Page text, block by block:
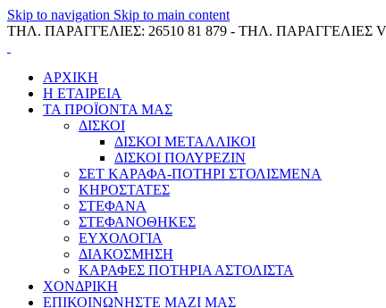
Skip to navigation Skip to main content
ΤΗΛ. ΠΑΡΑΓΓΕΛΙΕΣ: 26510 81 879 - ΤΗΛ. ΠΑΡΑΓΓΕΛΙΕΣ
ΑΡΧΙΚΗ
Η ΕΤΑΙΡΕΙΑ
ΤΑ ΠΡΟΪΟΝΤΑ ΜΑΣ
ΔΙΣΚΟΙ
ΔΙΣΚΟΙ ΜΕΤΑΛΛΙΚΟΙ
ΔΙΣΚΟΙ ΠΟΛΥΡΕΖΙΝ
ΣΕΤ ΚΑΡΑΦΑ-ΠΟΤΗΡΙ ΣΤΟΛΙΣΜΕΝΑ
ΚΗΡΟΣΤΑΤΕΣ
ΣΤΕΦΑΝΑ
ΣΤΕΦΑΝΟΘΗΚΕΣ
ΕΥΧΟΛΟΓΙΑ
ΔΙΑΚΟΣΜΗΣΗ
ΚΑΡΑΦΕΣ ΠΟΤΗΡΙΑ ΑΣΤΟΛΙΣΤΑ
ΧΟΝΔΡΙΚΗ
ΕΠΙΚΟΙΝΩΝΗΣΤΕ ΜΑΖΙ ΜΑΣ